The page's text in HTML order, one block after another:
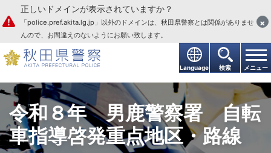
本文へ
Language 検索 メニュー
正しいドメインが表示されていますか？
「police.pref.akita.lg.jp」以外のドメインは、秋田県警察とは関係がありませ
んので、お間違えのないようにお願い致します。
×
令和８年 男鹿警察署 自転
車指導啓発重点地区・路線